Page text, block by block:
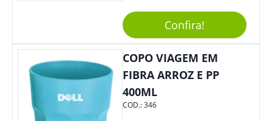
Seu Acionamento É Por Giro.
Perfeita Para Diversas
Ocasiões Do Dia A Dia.
Confira!
COPO VIAGEM EM
FIBRA ARROZ E PP
400ML
COD.:346